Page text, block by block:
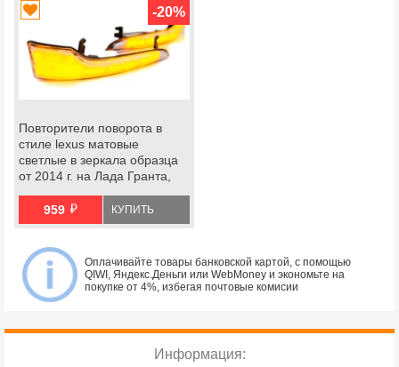
-20%
Повторители поворота в
стиле lexus матовые
светлые в зеркала образца
от 2014 г. на Лада Гранта,
datsun
959 й КУПИТЬ
Оплачивайте товары банковской картой, с помощью
QIWI, Яндекс.Деньги или WebMoney и экономьте на
покупке от 4%, избегая почтовые комисии
Информация: